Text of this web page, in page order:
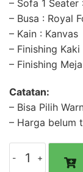
– Sofa 1 Seater
– Busa : Royal
– Kain : Kanvas
– Finishing
– Finishing
Catatan:
– Bisa Pilih
– Harga belum